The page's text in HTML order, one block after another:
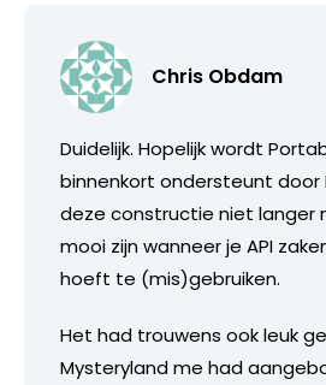
Chris Obdam
Duidelijk. Hopelijk wordt
binnenkort ondersteunt door
deze constructie niet langer
mooi zijn wanneer je API
hoeft te (mis)gebruiken.
Het had trouwens ook leuk
Mysteryland me had